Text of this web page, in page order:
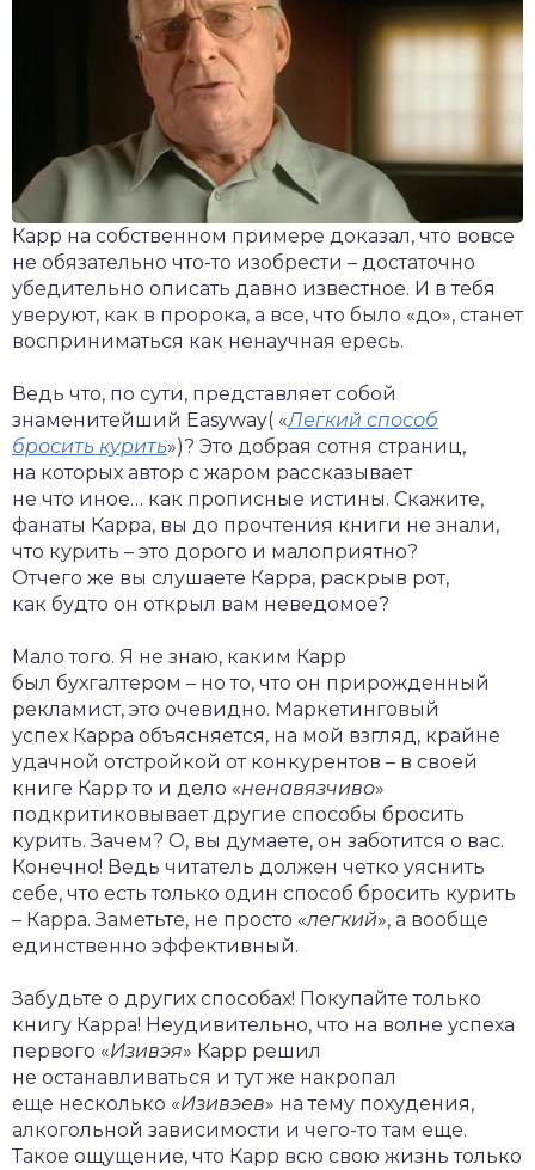
Карр на собственном примере доказал, что вовсе
не обязательно что-то изобрести – достаточно
убедительно описать давно известное. И в тебя
уверуют, как в пророка, а все, что было «до», станет
восприниматься как ненаучная ересь.
Ведь что, по сути, представляет собой
знаменитейший Easyway( «Легкий способ
бросить курить»)? Это добрая сотня страниц,
на которых автор с жаром рассказывает
не что иное… как прописные истины. Скажите,
фанаты Карра, вы до прочтения книги не знали,
что курить – это дорого и малоприятно?
Отчего же вы слушаете Карра, раскрыв рот,
как будто он открыл вам неведомое?
Мало того. Я не знаю, каким Карр
был бухгалтером – но то, что он прирожденный
рекламист, это очевидно. Маркетинговый
успех Карра объясняется, на мой взгляд, крайне
удачной отстройкой от конкурентов – в своей
книге Карр то и дело «ненавязчиво»
подкритиковывает другие способы бросить
курить. Зачем? О, вы думаете, он заботится о вас.
Конечно! Ведь читатель должен четко уяснить
себе, что есть только один способ бросить курить
– Карра. Заметьте, не просто «легкий», а вообще
единственно эффективный.
Забудьте о других способах! Покупайте только
книгу Карра! Неудивительно, что на волне успеха
первого «Изивэя» Карр решил
не останавливаться и тут же накропал
еще несколько «Изивэев» на тему похудения,
алкогольной зависимости и чего-то там еще.
Такое ощущение, что Карр всю свою жизнь только